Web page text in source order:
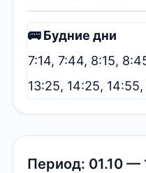
🚌 Будние дни
7:14, 7:44, 8:15,
13:25, 14:25,
Период: 01.10 —